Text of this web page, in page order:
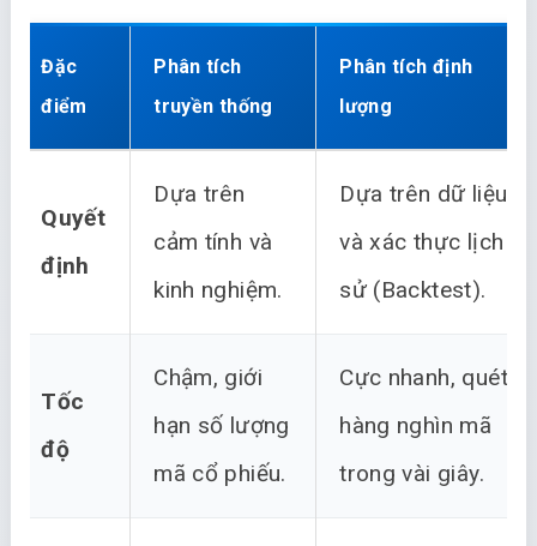
Đặc
điểm
Phân tích
truyền thống
Phân tích định
lượng
Quyết
định
Dựa trên
cảm tính và
kinh nghiệm.
Dựa trên dữ liệu
và xác thực lịch
sử (Backtest).
Tốc
độ
Chậm, giới
hạn số lượng
mã cổ phiếu.
Cực nhanh, quét
hàng nghìn mã
trong vài giây.